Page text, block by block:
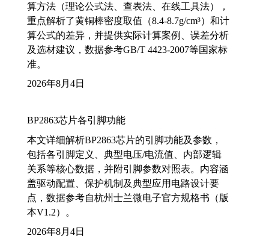
算方法（理论公式法、查表法、在线工具法），
重点解析了黄铜棒密度取值（8.4-8.7g/cm³）和计
算公式的差异，并提供实际计算案例、误差分析
及选材建议，数据参考GB/T 4423-2007等国家标
准。
2026年8月4日
BP2863芯片各引脚功能
本文详细解析BP2863芯片的引脚功能及参数，
包括各引脚定义、典型电压/电流值、内部逻辑
关系等核心数据，并附引脚参数对照表。内容涵
盖驱动配置、保护机制及典型应用电路设计要
点，数据参考自杭州士兰微电子官方规格书（版
本V1.2）。
2026年8月4日